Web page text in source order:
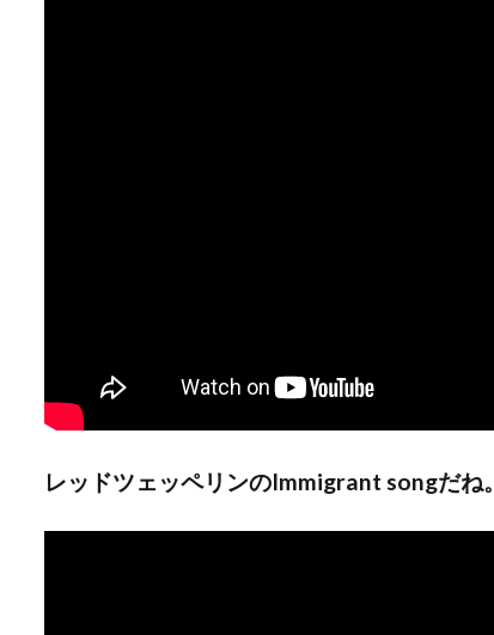
レッドツェッペリンのImmigrant songだね。